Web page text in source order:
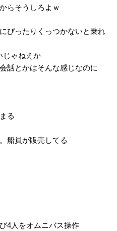
らそうしろよｗ
ぴったりくっつかないと乗れ
じゃねえか
話とかはそんな感じなのに
る
船員が販売してる
4人をオムニバス操作